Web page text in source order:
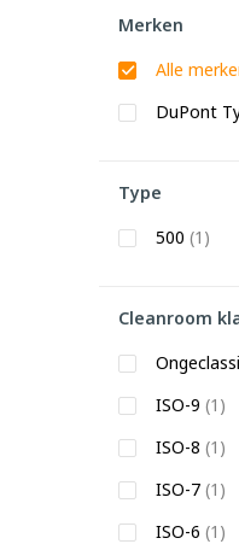
Merken
Alle
DuPont
Type
500 (1)
Cleanroom
ISO-9 (1)
ISO-8 (1)
ISO-7 (1)
ISO-6 (1)